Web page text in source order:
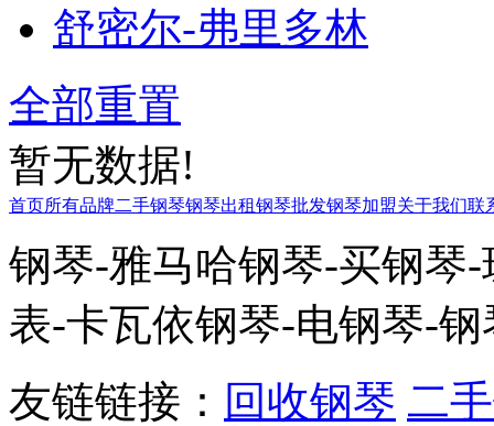
舒密尔-弗里多林
全部重置
暂无数据!
首页所有品牌二手钢琴钢琴出租钢琴批发钢琴加盟关于我们联
钢琴-雅马哈钢琴-买钢琴
表-卡瓦依钢琴-电钢琴-
友链链接： 回收钢琴 二